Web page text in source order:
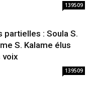
139509
partielles : Soula S.
S. Kalame élus
voix
139509